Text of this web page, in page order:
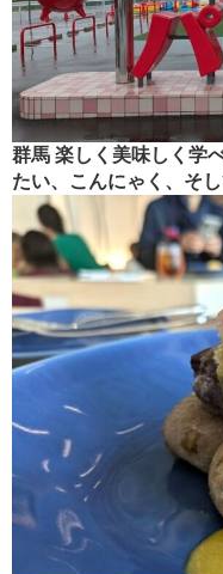
群馬 楽しく美味しく学
たい、こんにゃく、そ